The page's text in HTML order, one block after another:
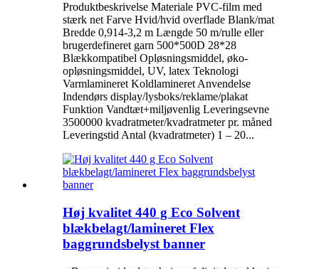
Produktbeskrivelse Materiale PVC-film med
stærk net Farve Hvid/hvid overflade Blank/mat
Bredde 0,914-3,2 m Længde 50 m/rulle eller
brugerdefineret garn 500*500D 28*28
Blækkompatibel Opløsningsmiddel, øko-
opløsningsmiddel, UV, latex Teknologi
Varmlamineret Koldlamineret Anvendelse
Indendørs display/lysboks/reklame/plakat
Funktion Vandtæt+miljøvenlig Leveringsevne
3500000 kvadratmeter/kvadratmeter pr. måned
Leveringstid Antal (kvadratmeter) 1 – 20...
Høj kvalitet 440 g Eco Solvent
blækbelagt/lamineret Flex
baggrundsbelyst banner